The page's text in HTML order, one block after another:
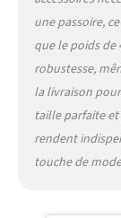
une passoire,
que le poids de
robustesse,
la livraison
taille parfaite et
rendent
touche de